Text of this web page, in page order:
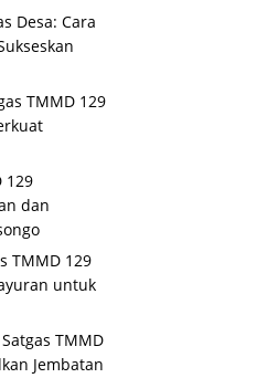
Desa: Cara
TMMD 129
129
dan
TMMD 129
untuk
TMMD
Jembatan